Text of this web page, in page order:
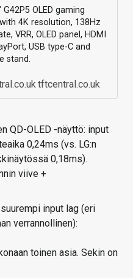
G42P5 OLED gaming
4K resolution, 138Hz
VRR, OLED panel, HDMI
USB type-C and
stand.
tftcentral.co.uk
QD-OLED -näyttö: input
0,24ms (vs. LG:n
0,18ms).
viive +
input lag (eri
verrannollinen):
toinen asia. Sekin on